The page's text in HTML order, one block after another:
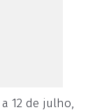
12 de julho,